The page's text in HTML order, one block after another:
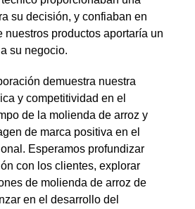
su decisión, y confiaban en
nuestros productos aportaría un
su negocio.
demuestra nuestra
y competitividad en el
de la molienda de arroz y
de marca positiva en el
Esperamos profundizar
con los clientes, explorar
de molienda de arroz de
en el desarrollo del